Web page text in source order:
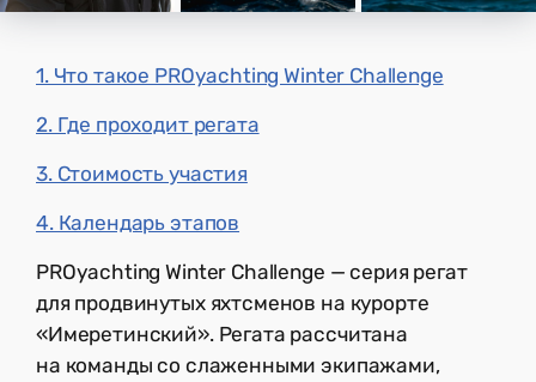
1. Что такое PROyachting Winter Challenge
2. Где проходит регата
3. Стоимость участия
4. Календарь этапов
PROyachting Winter Challenge — серия регат
для продвинутых яхтсменов на курорте
«Имеретинский». Регата рассчитана
на команды со слаженными экипажами,